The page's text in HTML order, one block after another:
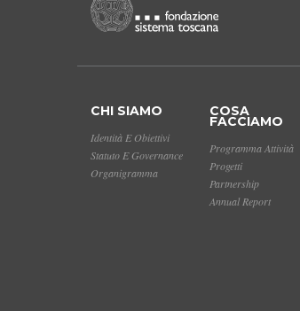
CHI SIAMO
Identità E Obiettivi
Statuto E Governance
Organigramma
COSA
FACCIAMO
Programma Attività
Progetti
Partnership
Annual Report